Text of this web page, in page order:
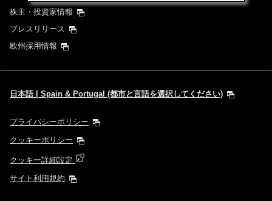
株主・投資家情報
プレスリリース
欧州採用情報
日本語 | Spain & Portugal (都市と言語を選択してください)
プライバシーポリシー
クッキーポリシー
クッキー詳細設定
サイト利用規約